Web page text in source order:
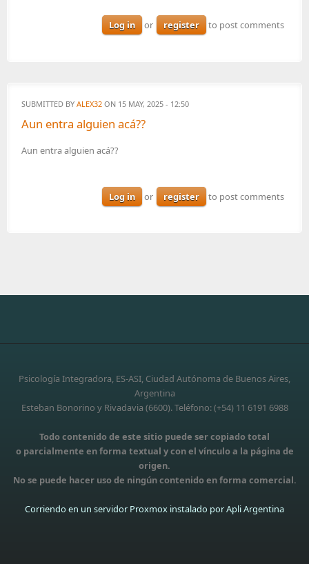
Log in or register to post comments
SUBMITTED BY ALEX32 ON 15 MAY, 2025 - 12:50
Aun entra alguien acá??
Aun entra alguien acá??
Log in or register to post comments
Psicología Integradora, ES-ASI, Ciudad Autónoma de Buenos Aires,
Argentina
Esteban Bonorino y Rivadavia (6600). Teléfono: (+54) 11 6191 6988
Todo contenido de este sitio puede ser copiado total
o parcialmente en forma textual y con el vínculo a la página de
origen.
No se puede hacer uso de ningún contenido en forma comercial.
Corriendo en un servidor Proxmox instalado por Apli Argentina